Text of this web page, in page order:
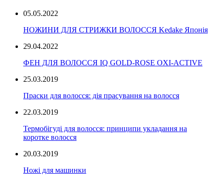
05.05.2022
НОЖИНИ ДЛЯ СТРИЖКИ ВОЛОССЯ Kedake Японія
29.04.2022
ФЕН ДЛЯ ВОЛОССЯ IQ GOLD-ROSE OXI-ACTIVE
25.03.2019
Праски для волосся: дія прасування на волосся
22.03.2019
Термобігуді для волосся: принципи укладання на
коротке волосся
20.03.2019
Ножі для машинки